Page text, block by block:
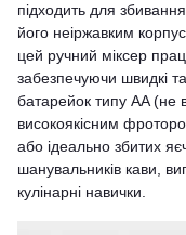
підходить для
його неіржавким
цей ручний міксер
забезпечуючи швидкі
батарейок типу AA (не
високоякісним
або ідеально збитих
шанувальників кави,
кулінарні навички.